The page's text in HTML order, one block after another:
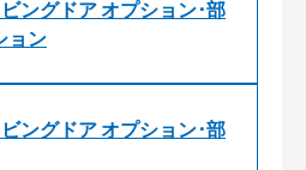
ングドア オプション･部
ョン
ングドア オプション･部